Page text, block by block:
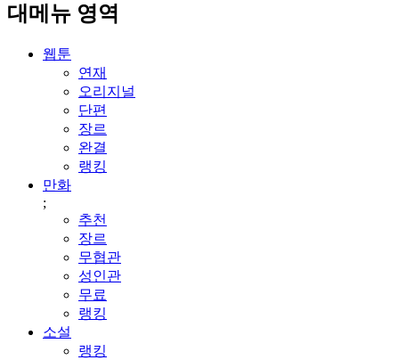
대메뉴 영역
웹툰
연재
오리지널
단편
장르
완결
랭킹
만화
;
추천
장르
무협관
성인관
무료
랭킹
소설
랭킹